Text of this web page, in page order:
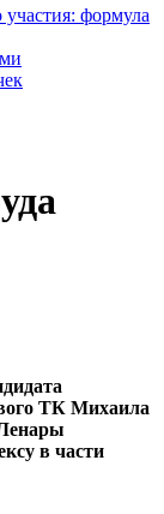
участия: формула
ТК Михаила
в части